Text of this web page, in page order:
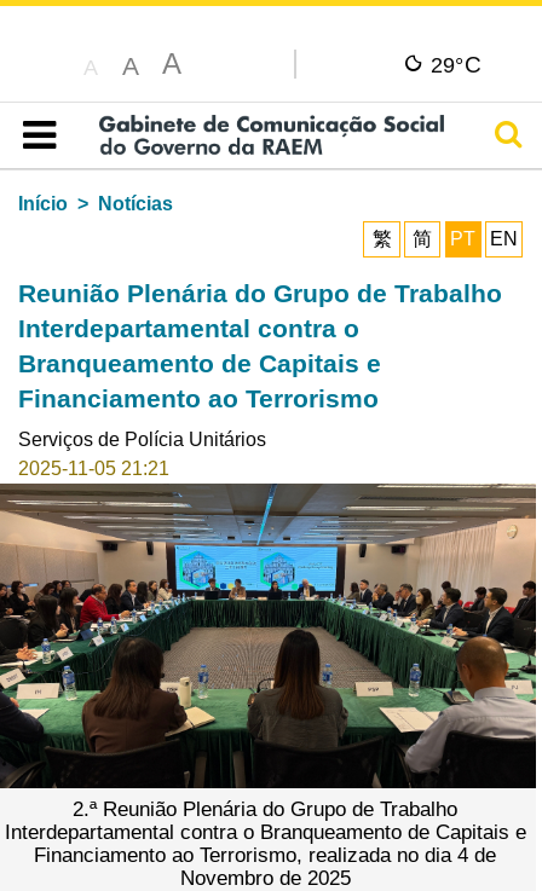
A A A 29°C
Índice
Início
Notícias
繁
简 PT EN
Reunião Plenária do Grupo de Trabalho
Interdepartamental contra o
Branqueamento de Capitais e
Financiamento ao Terrorismo
Serviços de Polícia Unitários
2025-11-05 21:21
2.ª Reunião Plenária do Grupo de Trabalho
Interdepartamental contra o Branqueamento de Capitais e
Financiamento ao Terrorismo, realizada no dia 4 de
Novembro de 2025